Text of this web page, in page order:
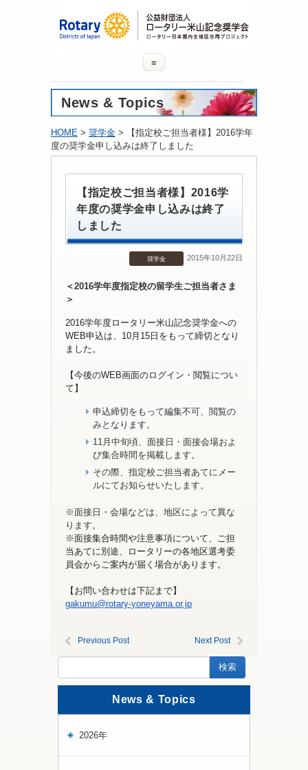
≡
News & Topics
HOME > 奨学金 > 【指定校ご担当者様】2016学年
度の奨学金申し込みは終了しました
【指定校ご担当者様】2016学
年度の奨学金申し込みは終了
しました
奨学金 2015年10月22日
＜2016学年度指定校の留学生ご担当者さま
＞
2016学年度ロータリー米山記念奨学金への
WEB申込は、 10月15日をもって締切となり
ました。
【今後のWEB画面のログイン・閲覧につい
て】
申込締切をもって編集不可、閲覧の
みとなります。
11月中旬頃、面接日・面接会場およ
び集合時間を掲載します。
その際、指定校ご担当者あてにメー
ルにてお知らせいたします。
※面接日・会場などは、地区によって異な
ります。
※面接集合時間や注意事項について、ご担
当あてに別途、ロータリーの各地区選考委
員会から ご案内が届く場合があります。
【お問い合わせは下記まで】
gakumu@rotary-yoneyama.or.jp
Previous Post Next Post
News & Topics
2026年